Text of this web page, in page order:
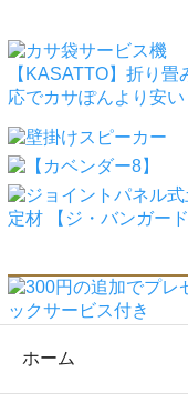
ホーム